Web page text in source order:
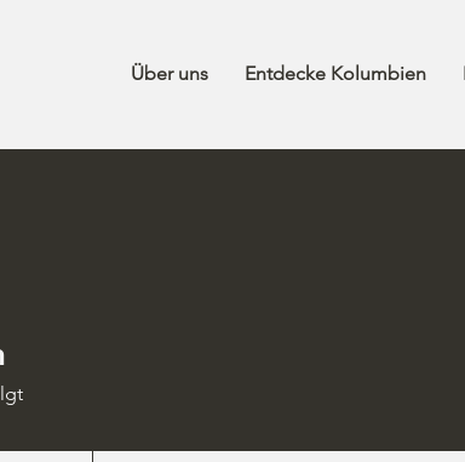
Über uns Entdecke Kolumbien